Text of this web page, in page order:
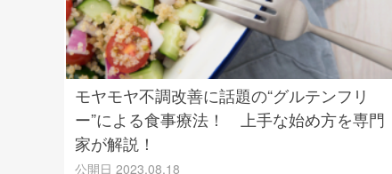
モヤモヤ不調改善に話題の“グルテンフリ
ー”による食事療法！ 上手な始め方を専門
家が解説！
公開日 2023.08.18